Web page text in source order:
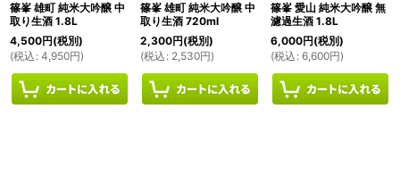
篠峯 雄町 純米大吟醸 中
取り生酒 1.8L
4,500円(税別)
(税込 : 4,950円)
篠峯 雄町 純米大吟醸 中
取り生酒 720ml
2,300円(税別)
(税込 : 2,530円)
篠峯 愛山 純米大吟醸 無
濾過生酒 1.8L
6,000円(税別)
(税込 : 6,600円)